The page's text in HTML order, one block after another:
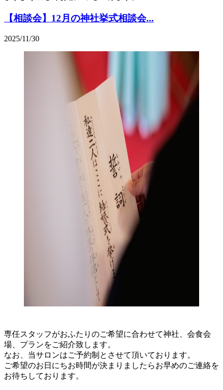
【相談会】12月の神社挙式相談会...
2025/11/30
専任スタッフがおふたりのご希望に合わせて神社、会食会
場、プランをご紹介致します。
なお、当サロンはご予約制とさせて頂いております。
ご希望のお日にちお時間が決まりましたらお早めのご連絡を
お待ちしております。